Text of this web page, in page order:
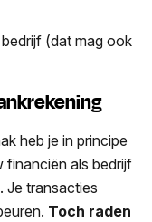
(dat mag ook
heb je in principe
financiën als bedrijf
Je transacties
Toch raden